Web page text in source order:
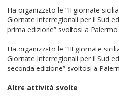
Ha organizzato le “II giornate
Giornate Interregionali per il Sud
prima edizione” svoltosi a
Ha organizzato le “III giornate
Giornate Interregionali per il Sud
seconda edizione” svoltosi a
Altre attività svolte